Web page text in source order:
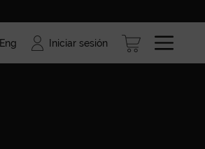
Marcas Blog
Eng Iniciar sesión